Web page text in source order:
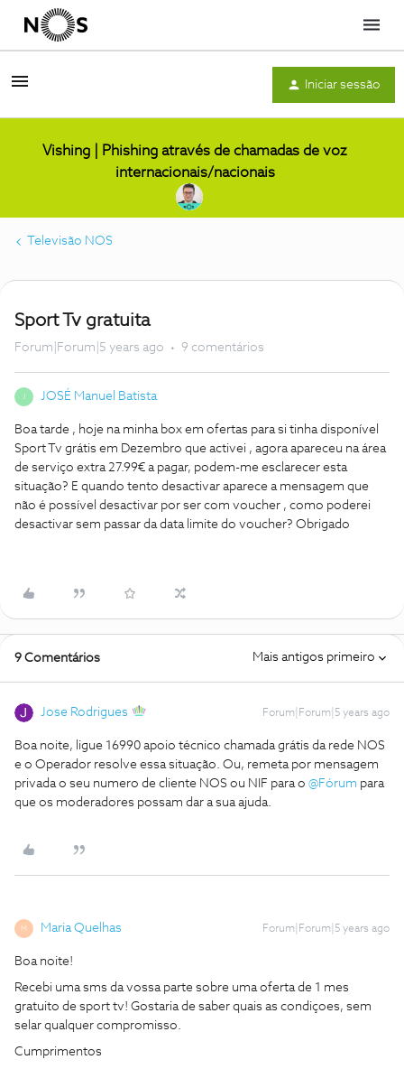
Menu
Iniciar sessão
Vishing | Phishing através de chamadas de voz
internacionais/nacionais
Televisão NOS
Sport Tv gratuita
Forum|Forum|5 years ago 9 comentários
JOSÉ Manuel Batista
Boa tarde , hoje na minha box em ofertas para si tinha disponível
Sport Tv grátis em Dezembro que activei , agora apareceu na área
de serviço extra 27.99€ a pagar, podem-me esclarecer esta
situação? E quando tento desactivar aparece a mensagem que
não é possível desactivar por ser com voucher , como poderei
desactivar sem passar da data limite do voucher? Obrigado
9 Comentários Mais antigos primeiro
Jose Rodrigues Forum|Forum|5 years ago
Boa noite, ligue 16990 apoio técnico chamada grátis da rede NOS
e o Operador resolve essa situação. Ou, remeta por mensagem
privada o seu numero de cliente NOS ou NIF para o @Fórum para
que os moderadores possam dar a sua ajuda.
M Maria Quelhas Forum|Forum|5 years ago
Boa noite!
Recebi uma sms da vossa parte sobre uma oferta de 1 mes
gratuito de sport tv! Gostaria de saber quais as condiçoes, sem
selar qualquer compromisso.
Cumprimentos